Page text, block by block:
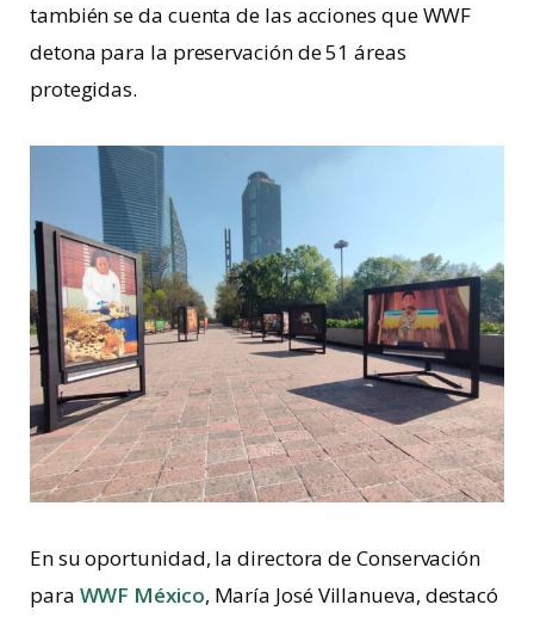
también se da cuenta de las acciones que WWF
detona para la preservación de 51 áreas
protegidas.
En su oportunidad, la directora de Conservación
para WWF México, María José Villanueva, destacó